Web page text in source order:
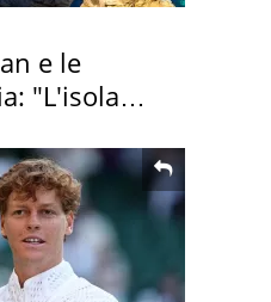
e le
"L'isola